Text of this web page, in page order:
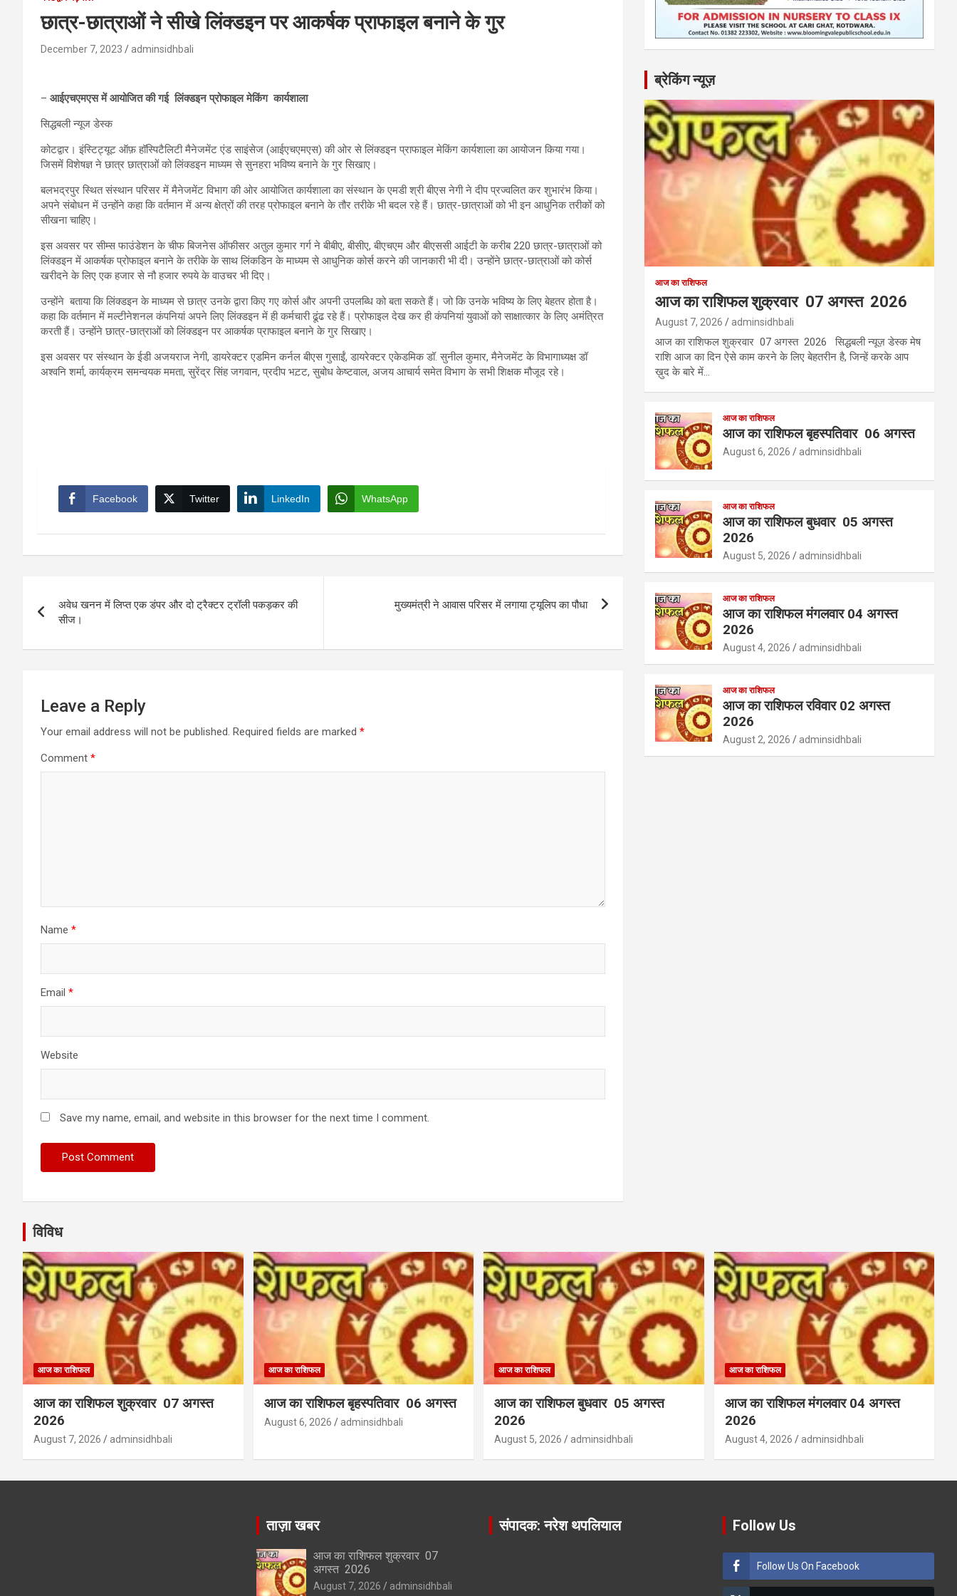
छात्र-छात्राओं ने सीखे लिंक्‍डइन पर आकर्षक प्राफाइल बनाने के गुर
December 7, 2023 adminsidhbali
– आईएचएमएस में आयोजित की गई लिंक्‍डइन प्रोफाइल मेकिंग कार्यशाला
सिद्धबली न्यूज डेस्क
कोटद्वार। इंस्टिट्यूट ऑफ़ हॉस्पिटैलिटी मैनेजमेंट एंड साइंसेज (आईएचएमएस) की ओर से लिंक्‍डइन प्राफाइल मेकिंग कार्यशाला का आयोजन किया गया।
जिसमें विशेषज्ञ ने छात्र छात्राओं को लिंक्‍डइन माध्‍यम से सुनहरा भविष्‍य बनाने के गुर सिखाए।
बलभद्रपुर स्थित संस्थान परिसर में मैनेजमेंट विभाग की ओर आयोजित कार्यशाला का संस्थान के एमडी श्री बीएस नेगी ने दीप प्रज्वलित कर शुभारंभ किया।
अपने संबोधन में उन्होंने कहा कि वर्तमान में अन्‍य क्षेत्रों की तरह प्रोफाइल बनाने के तौर तरीके भी बदल रहे हैं। छात्र-छात्राओं को भी इन आधुनिक तरीकों को
सीखना चाहिए।
इस अवसर पर सीम्‍स फाउंडेशन के चीफ बिजनेस ऑफीसर अतुल कुमार गर्ग ने बीबीए, बीसीए, बीएचएम और बीएससी आईटी के करीब 220 छात्र-छात्राओं को
लिंक्‍डइन में आकर्षक प्रोफाइल बनाने के तरीके के साथ लिंकडिन के माध्‍यम से आधुनिक कोर्स करने की जानकारी भी दी। उन्‍होंने छात्र-छात्राओं को कोर्स
खरीदने के लिए एक हजार से नौ हजार रुपये के वाउचर भी दिए।
उन्होंने बताया कि लिंक्‍डइन के माध्‍यम से छात्र उनके द्वारा किए गए कोर्स और अपनी उपलब्धि को बता सकते हैं। जो कि उनके भविष्‍य के लिए बेहतर होता है।
कहा कि वर्तमान में मल्‍टीनेशनल कंपनियां अपने लिए लिंक्‍डइन में ही कर्मचारी ढूंढ रहे हैं। प्रोफाइल देख कर ही कंपनियां युवाओं को साक्षात्‍कार के लिए अमंत्रित
करती हैं। उन्‍होंने छात्र-छात्राओं को लिंक्‍डइन पर आकर्षक प्राफाइल बनाने के गुर सिखाए।
इस अवसर पर संस्थान के ईडी अजयराज नेगी, डायरेक्टर एडमिन कर्नल बीएस गुसाईं, डायरेक्टर एकेडमिक डॉ. सुनील कुमार, मैनेजमेंट के विभागाध्यक्ष डॉ
अश्वनि शर्मा, कार्यक्रम समन्‍वयक ममता, सुरेंद्र सिंह जगवान, प्रदीप भट़ट, सुबोध केष्‍टवाल, अजय आचार्य समेत विभाग के सभी शिक्षक मौजूद रहे।
Facebook Twitter LinkedIn WhatsApp
navigation
अवेध खनन में लिप्त एक डंपर और दो ट्रैक्टर ट्रॉली पकड़कर की
सीज।
मुख्यमंत्री ने आवास परिसर में लगाया ट्यूलिप का पौधा
Leave a Reply
Your email address will not be published. Required fields are marked *
Comment *
Name *
Email *
Website
Save my name, email, and website in this browser for the next time I comment.
ब्रेकिंग न्यूज़
आज का राशिफल
आज का राशिफल शुक्रवार 07 अगस्त 2026
August 7, 2026 adminsidhbali
आज का राशिफल शुक्रवार 07 अगस्त 2026 सिद्धबली न्यूज़ डेस्क मेष
राशि आज का दिन ऐसे काम करने के लिए बेहतरीन है, जिन्हें करके आप
ख़ुद के बारे में…
आज का राशिफल
आज का राशिफल बृहस्पतिवार 06 अगस्त
August 6, 2026 adminsidhbali
आज का राशिफल
आज का राशिफल बुधवार 05 अगस्त
2026
August 5, 2026 adminsidhbali
आज का राशिफल
आज का राशिफल मंगलवार 04 अगस्त
2026
August 4, 2026 adminsidhbali
आज का राशिफल
आज का राशिफल रविवार 02 अगस्त
2026
August 2, 2026 adminsidhbali
विविध
आज का राशिफल
आज का राशिफल शुक्रवार 07 अगस्त
2026
August 7, 2026 adminsidhbali
आज का राशिफल
आज का राशिफल बृहस्पतिवार 06 अगस्त
August 6, 2026 adminsidhbali
आज का राशिफल
आज का राशिफल बुधवार 05 अगस्त
2026
August 5, 2026 adminsidhbali
आज का राशिफल
आज का राशिफल मंगलवार 04 अगस्त
2026
August 4, 2026 adminsidhbali
ताज़ा खबर
आज का राशिफल शुक्रवार 07
अगस्त 2026
August 7, 2026 adminsidhbali
संपादक: नरेश थपलियाल Follow Us
Follow Us On Facebook